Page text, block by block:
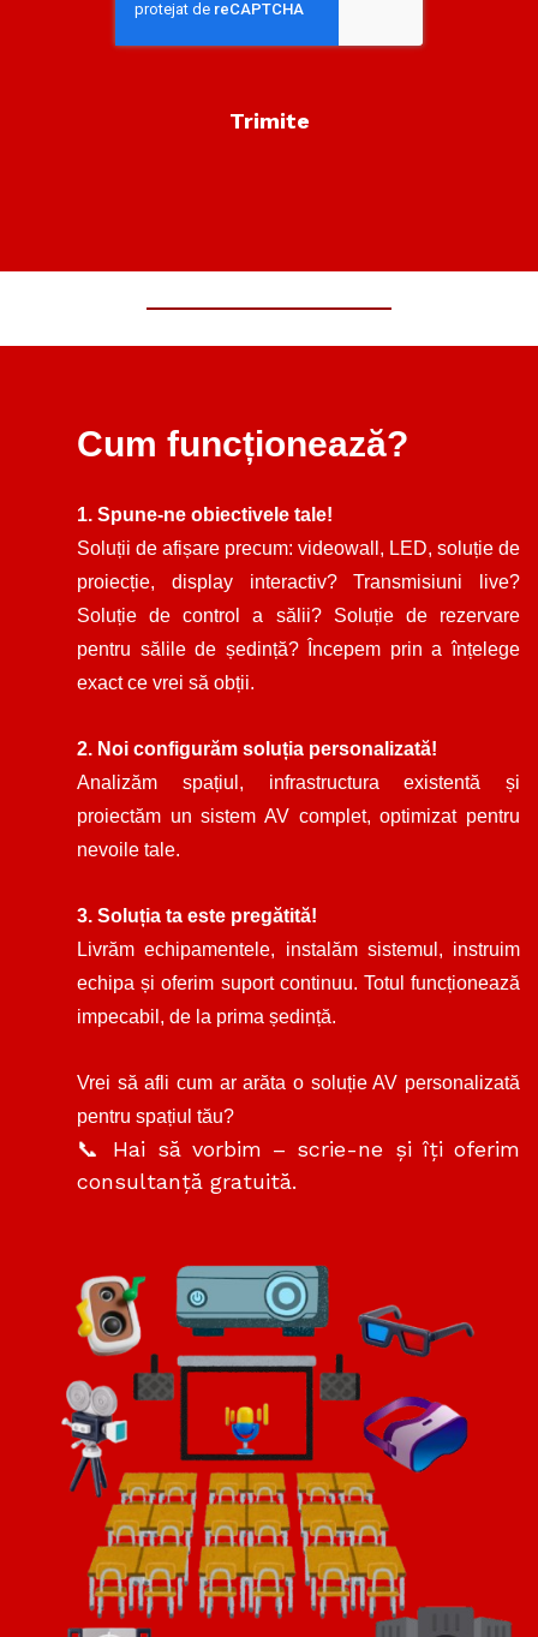
Cum funcționează?
1. Spune-ne obiectivele tale!
Soluții de afișare precum: videowall, LED, soluție de
proiecție, display interactiv? Transmisiuni live?
Soluție de control a sălii? Soluție de rezervare
pentru sălile de ședință? Începem prin a înțelege
exact ce vrei să obții.
2. Noi configurăm soluția personalizată!
Analizăm spațiul, infrastructura existentă și
proiectăm un sistem AV complet, optimizat pentru
nevoile tale.
3. Soluția ta este pregătită!
Livrăm echipamentele, instalăm sistemul, instruim
echipa și oferim suport continuu. Totul funcționează
impecabil, de la prima ședință.
Vrei să afli cum ar arăta o soluție AV personalizată
pentru spațiul tău?
📞 Hai să vorbim – scrie-ne și îți oferim
consultanță gratuită.